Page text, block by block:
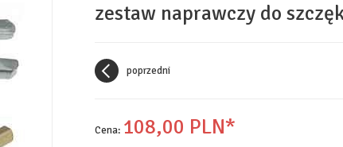
zestaw naprawczy do
poprzedni
Cena: 108,00 PLN*